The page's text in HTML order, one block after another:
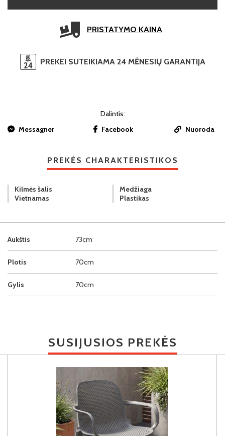
PRISTATYMO KAINA
PREKEI SUTEIKIAMA 24 MĖNESIŲ GARANTIJA
Dalintis:
Messagner
Facebook Nuoroda
PREKĖS CHARAKTERISTIKOS
Aukštis 73cm
Plotis 70cm
Gylis 70cm
Kilmės šalis
Vietnamas
Medžiaga
Plastikas
SUSIJUSIOS PREKĖS